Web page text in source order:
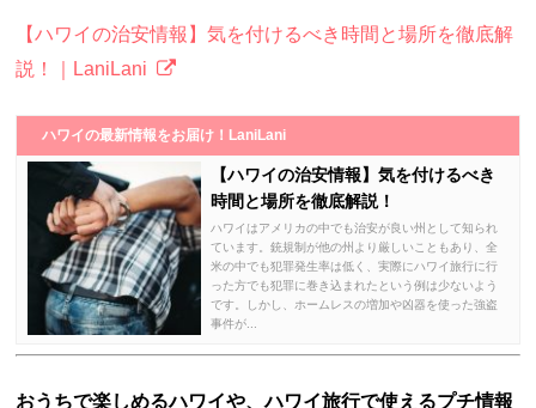
【ハワイの治安情報】気を付けるべき時間と場所を徹底解
説！｜LaniLani
ハワイの最新情報をお届け！LaniLani
【ハワイの治安情報】気を付けるべき
時間と場所を徹底解説！
ハワイはアメリカの中でも治安が良い州として知られ
ています。銃規制が他の州より厳しいこともあり、全
米の中でも犯罪発生率は低く、実際にハワイ旅行に行
った方でも犯罪に巻き込まれたという例は少ないよう
です。しかし、ホームレスの増加や凶器を使った強盗
事件が...
おうちで楽しめるハワイや、ハワイ旅行で使えるプチ情報